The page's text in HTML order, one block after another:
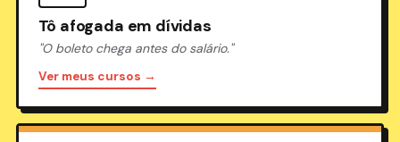
Tô afogada em dívidas
"O boleto chega antes do salário."
Ver meus cursos →